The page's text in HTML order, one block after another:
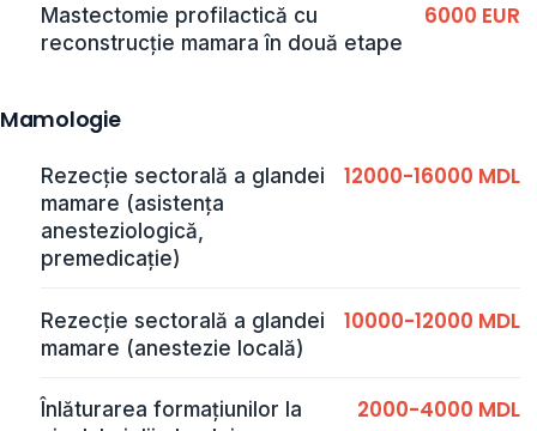
Mastectomie profilactică cu
reconstrucție mamara în două etape
6000 EUR
Mamologie
Rezecție sectorală a glandei
mamare (asistența
anesteziologică,
premedicație)
12000-16000 MDL
Rezecție sectorală a glandei
mamare (anestezie locală)
10000-12000 MDL
Înlăturarea formațiunilor la
2000-4000 MDL